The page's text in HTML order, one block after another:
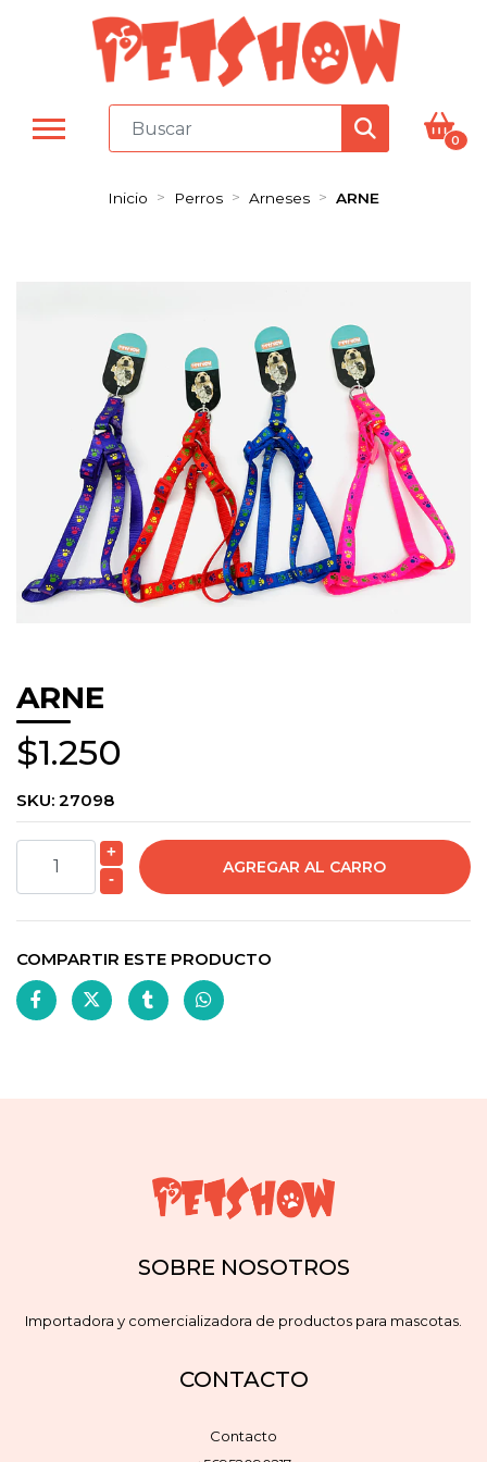
0
Inicio Perros Arneses ARNE
ARNE
$1.250
SKU: 27098
+
-
COMPARTIR ESTE PRODUCTO
SOBRE NOSOTROS
Importadora y comercializadora de productos para mascotas.
CONTACTO
Contacto